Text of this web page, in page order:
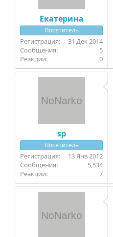
Екатерина
Посетитель
31 Дек 2014
5
0
sp
Посетитель
13 Янв 2012
5,534
7